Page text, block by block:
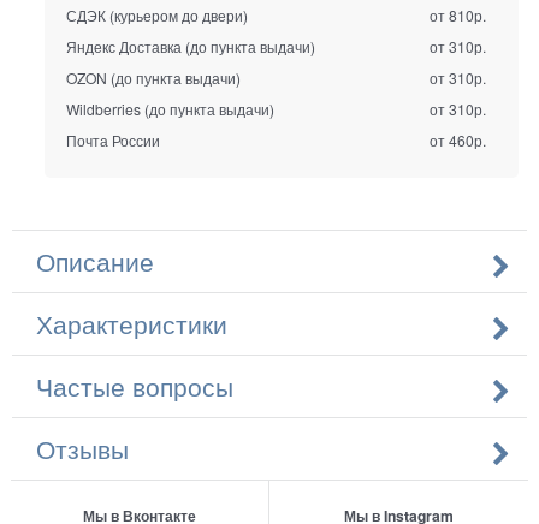
СДЭК (курьером до двери)
от 810р.
Яндекс Доставка (до пункта выдачи)
от 310р.
OZON (до пункта выдачи)
от 310р.
Wildberries (до пункта выдачи)
от 310р.
Почта России
от 460р.
Описание
Характеристики
Частые вопросы
Отзывы
Мы в Вконтакте Мы в Instagram